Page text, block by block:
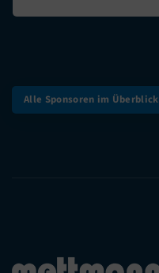
Alle Sponsoren im Überblick